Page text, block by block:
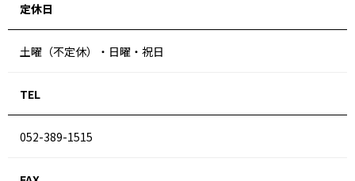
定休日
土曜（不定休）・日曜・祝日
TEL
052-389-1515